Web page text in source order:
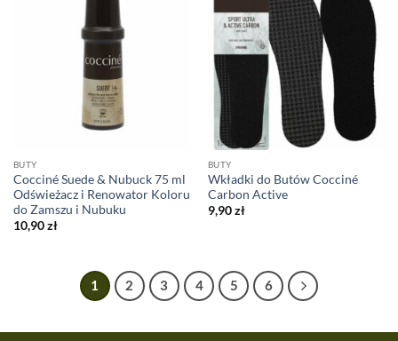
BUTY
Cocciné Suede & Nubuck 75 ml
Odświeżacz i Renowator Koloru
do Zamszu i Nubuku
10,90zł
BUTY
Wkładki do Butów Cocciné
Carbon Active
9,90zł
1 2 3 4 5 6